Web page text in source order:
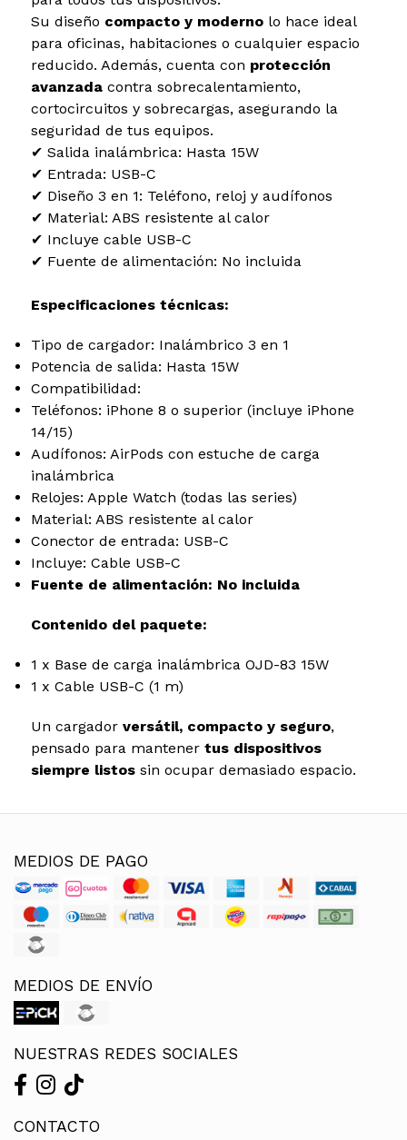
Su diseño compacto y modernolo hace ideal
para oficinas, habitaciones o cualquier espacio
reducido. Además, cuenta con protección
avanzadacontra sobrecalentamiento,
cortocircuitos y sobrecargas, asegurando la
seguridad de tus equipos.
✔ Salida inalámbrica: Hasta 15W
✔ Entrada: USB-C
✔ Diseño 3 en 1: Teléfono, reloj y audífonos
✔ Material: ABS resistente al calor
✔ Incluye cable USB-C
✔ Fuente de alimentación: No incluida
Especificaciones técnicas:
Tipo de cargador: Inalámbrico 3 en 1
Potencia de salida: Hasta 15W
Compatibilidad:
Teléfonos: iPhone 8 o superior (incluye iPhone
14/15)
Audífonos: AirPods con estuche de carga
inalámbrica
Relojes: Apple Watch (todas las series)
Material: ABS resistente al calor
Conector de entrada: USB-C
Incluye: Cable USB-C
Fuente de alimentación: No incluida
Contenido del paquete:
1 x Base de carga inalámbrica OJD-83 15W
1 x Cable USB-C (1 m)
Un cargador versátil, compacto y seguro,
pensado para mantener tus dispositivos
siempre listossin ocupar demasiado espacio.
MEDIOS DE PAGO
MEDIOS DE ENVÍO
NUESTRAS REDES SOCIALES
CONTACTO